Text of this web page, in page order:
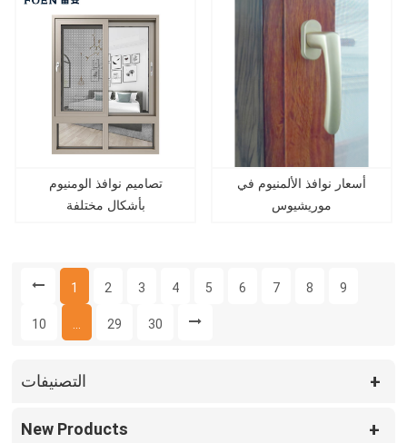
تصاميم نوافذ الومنيوم
بأشكال مختلفة
أسعار نوافذ الألمنيوم في
موريشيوس
1 2 3 4 5 6 7 8 9
10 29 30
التصنيفات
New Products